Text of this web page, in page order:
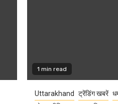
1 min read
Uttarakhand ट्रेंडिंग खबरें